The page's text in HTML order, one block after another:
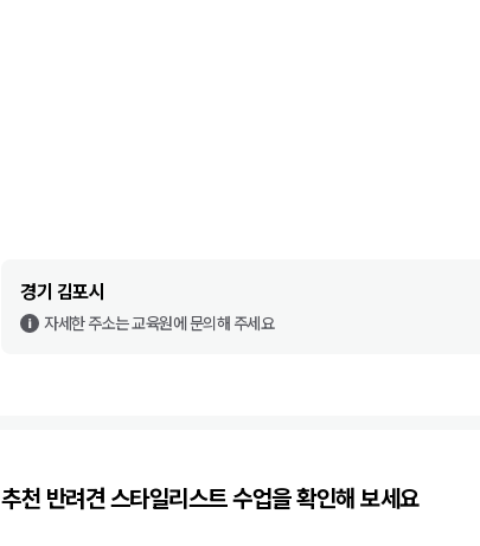
경기 김포시
자세한 주소는 교육원에 문의해 주세요
추천 반려견 스타일리스트수업을 확인해 보세요